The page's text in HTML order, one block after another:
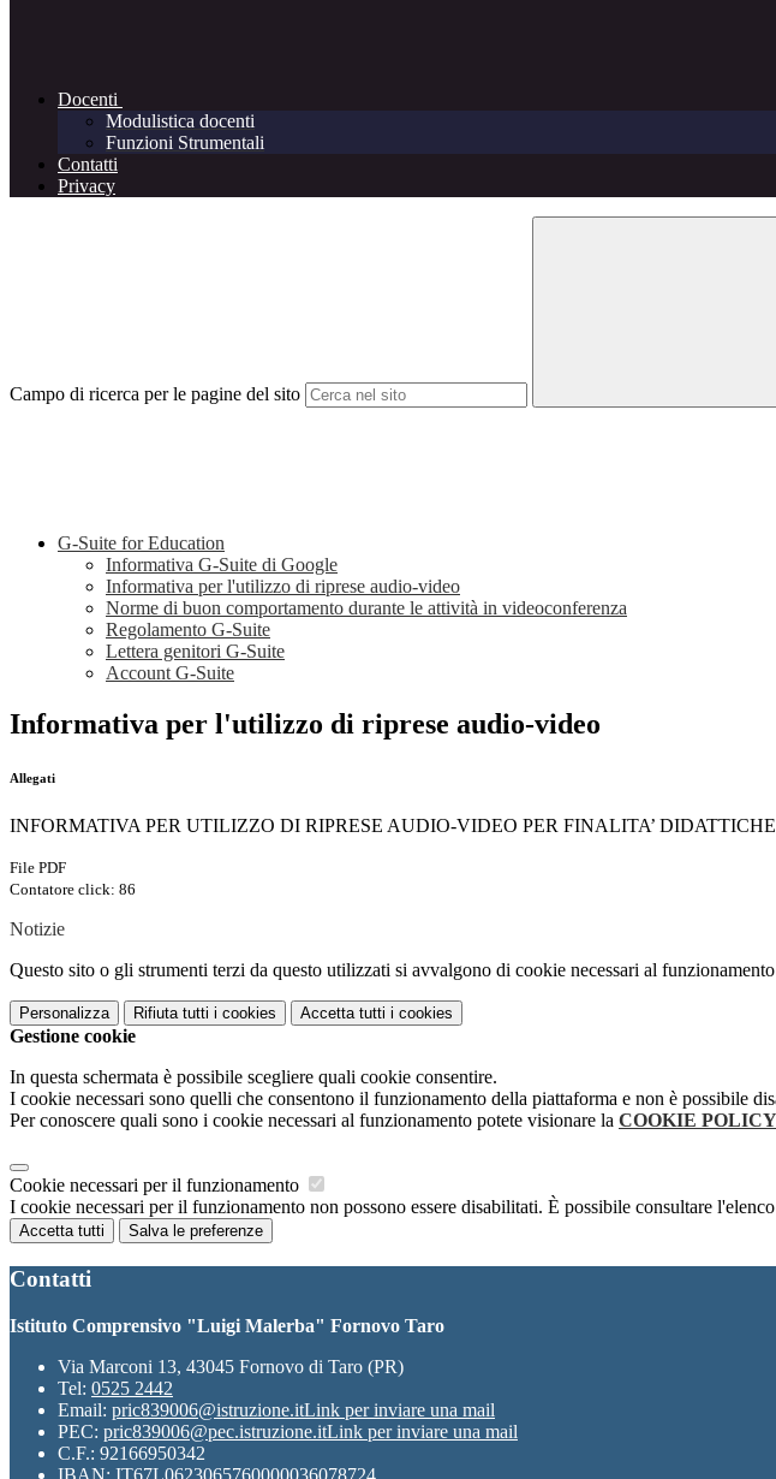
Docenti
Modulistica docenti
Funzioni Strumentali
Contatti
Privacy
Campo di ricerca per le pagine del sito
G-Suite for Education
Informativa G-Suite di Google
Informativa per l'utilizzo di riprese audio-video
Norme di buon comportamento durante le attività in videoconferenza
Regolamento G-Suite
Lettera genitori G-Suite
Account G-Suite
Informativa per l'utilizzo di riprese audio-video
Allegati
INFORMATIVA PER UTILIZZO DI RIPRESE AUDIO-VIDEO PER FINALITA’
File PDF
Contatore click: 86
Notizie
Questo sito o gli strumenti terzi da questo utilizzati si avvalgono di cookie necessari al
Personalizza Rifiuta tutti i cookies Accetta tutti i cookies
Gestione cookie
In questa schermata è possibile scegliere quali cookie consentire.
I cookie necessari sono quelli che consentono il funzionamento della piattaforma e non è possibile
Per conoscere quali sono i cookie necessari al funzionamento potete visionare la COOKIE POLICY
Cookie necessari per il funzionamento
I cookie necessari per il funzionamento non possono essere disabilitati. È possibile consultare
Accetta tutti Salva le preferenze
Contatti
Istituto Comprensivo "Luigi Malerba" Fornovo Taro
Via Marconi 13, 43045 Fornovo di Taro (PR)
Tel: 0525 2442
Email: pric839006@istruzione.itLink per inviare una mail
PEC: pric839006@pec.istruzione.itLink per inviare una mail
C.F.: 92166950342
IBAN: IT67L0623065760000036078724